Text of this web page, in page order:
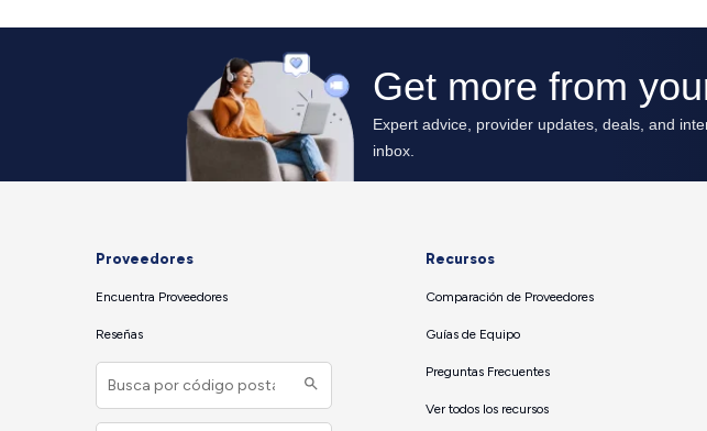
Proveedores
Encuentra Proveedores
Reseñas
Recursos
Comparación de Proveedores
Guías de Equipo
Preguntas Frecuentes
Ver todos los recursos